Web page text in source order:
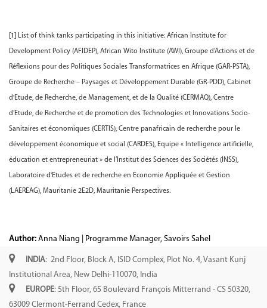
[1] List of think tanks participating in this initiative: African Institute for
Development Policy (AFIDEP), African Wito Institute (AWI), Groupe d’Actions et de
Réflexions pour des Politiques Sociales Transformatrices en Afrique (GAR-PSTA),
Groupe de Recherche – Paysages et Développement Durable (GR-PDD), Cabinet
d'Etude, de Recherche, de Management, et de la Qualité (CERMAQ), Centre
d’Etude, de Recherche et de promotion des Technologies et Innovations Socio-
Sanitaires et économiques (CERTIS), Centre panafricain de recherche pour le
développement économique et social (CARDES), Equipe « Intelligence artificielle,
éducation et entrepreneuriat » de l’Institut des Sciences des Sociétés (INSS),
Laboratoire d'Etudes et de recherche en Economie Appliquée et Gestion
(LAEREAG), Mauritanie 2E2D, Mauritanie Perspectives.
Author: Anna Niang | Programme Manager, Savoirs Sahel
INDIA: 2nd Floor, Block A, ISID Complex, Plot No. 4, Vasant Kunj
Institutional Area, New Delhi-110070, India
EUROPE: 5th Floor, 65 Boulevard François Mitterrand - CS 50320,
63009 Clermont-Ferrand Cedex, France